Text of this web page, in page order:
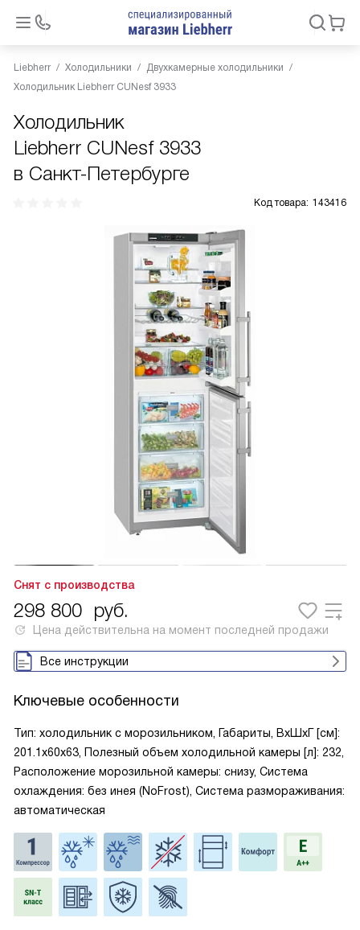
Liebherr Холодильники
Двухкамерные холодильники
Холодильник Liebherr CUNesf 3933
Холодильник
Liebherr CUNesf 3933
в Санкт-Петербурге
Код товара: 143416
Снят с производства
298 800 руб.
Цена действительна на момент последней продажи
Все инструкции
Ключевые особенности
Тип: холодильник с морозильником, Габариты, ВxШxГ [см]:
201.1x60x63, Полезный объем холодильной камеры [л]: 232,
Расположение морозильной камеры: снизу, Система
охлаждения: без инея (NoFrost), Система размораживания:
автоматическая